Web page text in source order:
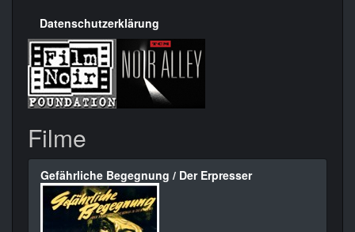
Datenschutzerklärung
Filme
Gefährliche Begegnung / Der Erpresser